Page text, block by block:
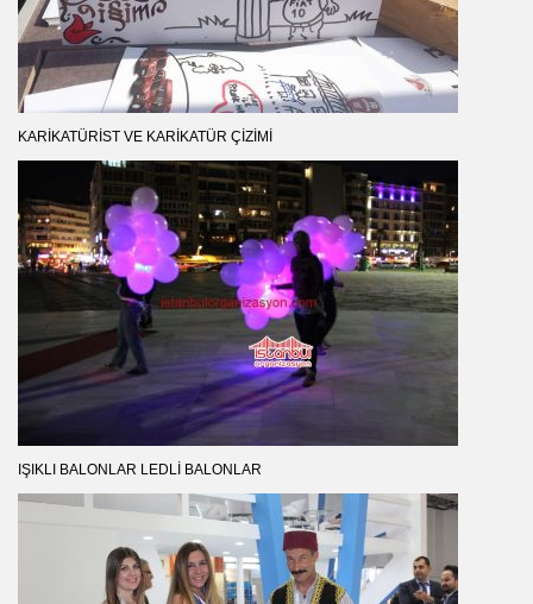
KARIKATÜRIST VE KARIKATÜR ÇIZIMI
IŞIKLI BALONLAR LEDLI BALONLAR